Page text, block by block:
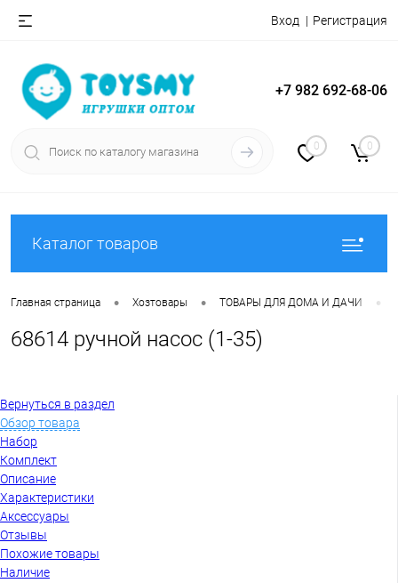
Вход Регистрация
+7 982 692-68-06
0 0
Каталог товаров
Главная страница • Хозтовары • ТОВАРЫ ДЛЯ ДОМА И ДАЧИ •
68614 ручной насос (1-35)
Вернуться в раздел
Обзор товара
Набор
Комплект
Описание
Характеристики
Аксессуары
Отзывы
Похожие товары
Наличие